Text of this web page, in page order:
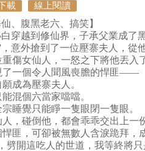
載 線上閱讀
仙、腹黑老六、搞笑】
穿越到修仙界，子承父業成了
意外搶到了一位壓寨夫人，從
傷女仙人，一怒之下將他丟入
了一個令人聞風喪膽的悍匪——
成為壓寨夫人。
混個六當家噹噹。
睡覺只能睜一隻眼閉一隻眼。
，碰倒他，都會乖乖交出上一
匪，可卻被無數人含淚跪拜
劈開這吃人的世道，我等終將